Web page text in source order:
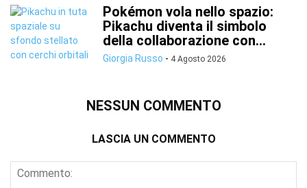
Pokémon vola nello spazio:
Pikachu diventa il simbolo
della collaborazione con...
Giorgia Russo - 4 Agosto 2026
NESSUN COMMENTO
LASCIA UN COMMENTO